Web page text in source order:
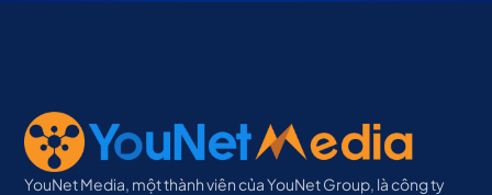
YouNet Media, một thành viên của YouNet Group, là công ty